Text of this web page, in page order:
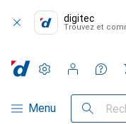
digitec
Trouvez et
Navigation par catégorie
Menu Recherche
Paramètres
Compte client
Listes de
Listes d'envies
Panier